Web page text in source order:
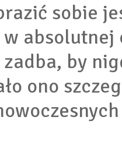
sobie
by
ono